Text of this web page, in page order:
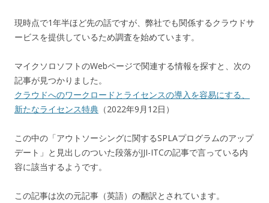
現時点で1年半ほど先の話ですが、弊社でも関係するクラウドサ
ービスを提供しているため調査を始めています。
マイクソロソフトのWebページで関連する情報を探すと、次の
記事が見つかりました。
クラウドへのワークロードとライセンスの導入を容易にする、
新たなライセンス特典 （2022年9月12日）
この中の「アウトソーシングに関するSPLAプログラムのアップ
デート」と見出しのついた段落がJJI-ITCの記事で言っている内
容に該当するようです。
この記事は次の元記事（英語）の翻訳とされています。